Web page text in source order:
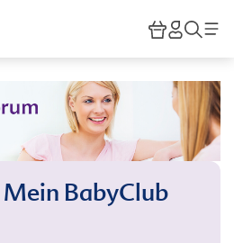
HiPP
Mein BabyClub